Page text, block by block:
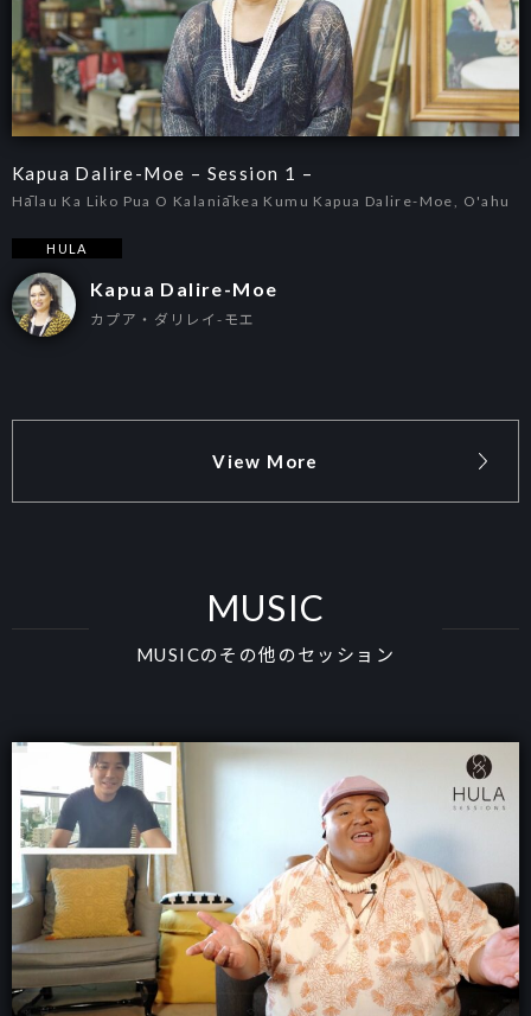
Kapua Dalire-Moe – Session 1 –
Hālau Ka Liko Pua O Kalaniākea Kumu Kapua Dalire-Moe, O'ahu
HULA
Kapua Dalire-Moe
カプア・ダリレイ-モエ
View More
MUSIC
MUSICのその他のセッション